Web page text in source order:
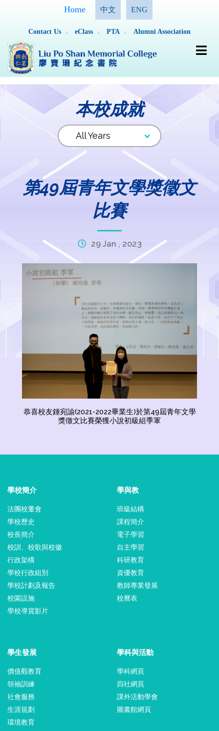
Home 中文 ENG
Contact Us eClass PTA Alumni Association
本校成就
第49屆青年文學獎徵文
比賽
29 Jan , 2023
恭喜校友鍾宛諭(2021-2022畢業生)於第49屆青年文學
獎徵文比賽榮獲小說初級組季軍
學校簡介
法團校董會
學校歷史
校長簡介
校訓、校歌與校徽
行政架構
學校行政組別
學校計劃及報告
校園設施
學校導賞影片
學與教
班級結構
課程簡介
電子學習
自主學習
科研教育
資優教育
教師專業發展
校曆表
學生發展
價值觀教育
領袖訓練
社會服務
生涯規劃
環境教育
學科與活動
學科網頁
四社網頁
課外活動學會
圖書館網頁